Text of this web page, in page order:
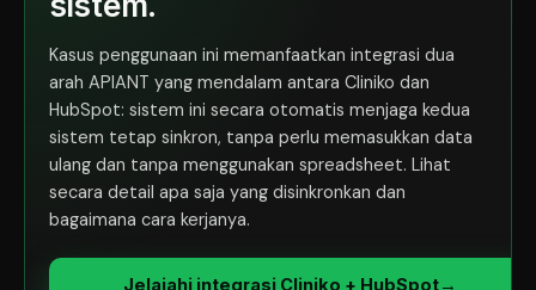
Kasus penggunaan ini memanfaatkan integrasi dua
arah APIANT yang mendalam antara Cliniko dan
HubSpot: sistem ini secara otomatis menjaga kedua
sistem tetap sinkron, tanpa perlu memasukkan data
ulang dan tanpa menggunakan spreadsheet. Lihat
secara detail apa saja yang disinkronkan dan
bagaimana cara kerjanya.
Jelajahi integrasi Cliniko + HubSpot→